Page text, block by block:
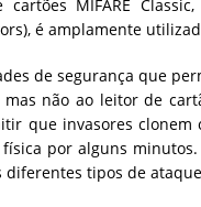
MIFARE
é amplamente
de segurança que
não ao leitor de
que invasores clonem
por alguns minutos.
diferentes tipos de